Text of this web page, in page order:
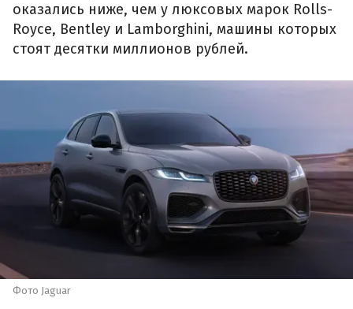
оказались ниже, чем у люксовых марок Rolls-
Royce, Bentley и Lamborghini, машины которых
стоят десятки миллионов рублей.
Фото Jaguar